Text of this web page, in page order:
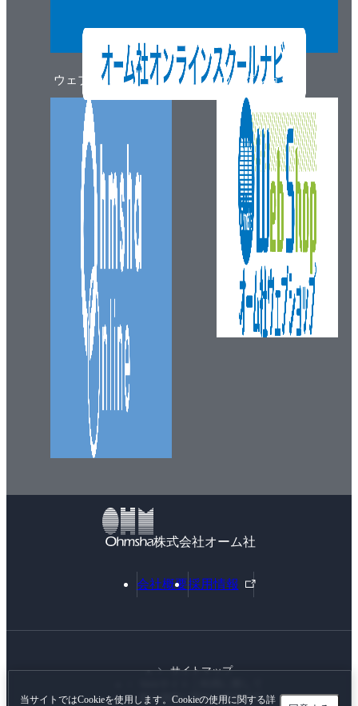
当サイトではCookieを使用します。Cookieの使用に関する詳
選択肢1：キューを避けられるように手助けしよう
選択肢2：何か他のものに習慣を変えてしまう
選択肢3：意志の力で干渉する
選択肢4：マインドフルネスを活用する
選択肢5：今までの習慣を追い出す
戦略3：意識的な行動を助ける
3つの戦略のおさらい
第Ⅱ部 適切な成果、行動、アクターを見つけ出す
第4章 何を達成したいかを明らかにする
プロダクトのビジョンから始める
ターゲットアウトカムを見極める
成果を明確にする
心理状態を指標にするのは避けよう
成果を定義するための他の方法
優先順位をつけて統合する
プロダクトがどうやってそれを実現するかを語るのを
プロダクトの目指す成果に誰も合意できなかったら？
企業中心（company-centric）の目的設定について
ユーザーの成果を定義する
それぞれの行動を明確化する
ウェブマガジン ウェブショップ
株式会社オーム社
会社概要採用情報
外
部
ン
サイトマップ
個人情報に関する基本方針